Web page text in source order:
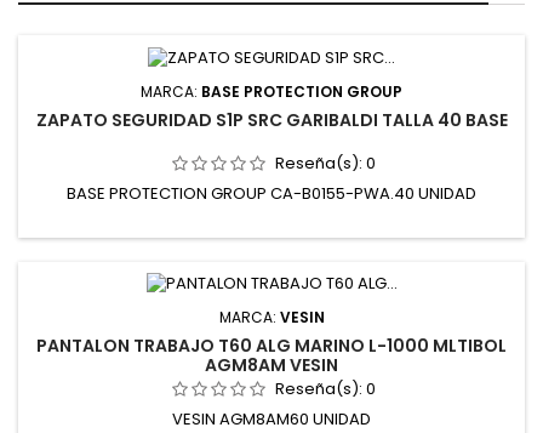
MARCA: BASE PROTECTION GROUP
ZAPATO SEGURIDAD S1P SRC GARIBALDI TALLA 40 BASE
Reseña(s): 0
BASE PROTECTION GROUP CA-B0155-PWA.40 UNIDAD
MARCA: VESIN
PANTALON TRABAJO T60 ALG MARINO L-1000 MLTIBOL
AGM8AM VESIN
Reseña(s): 0
VESIN AGM8AM60 UNIDAD